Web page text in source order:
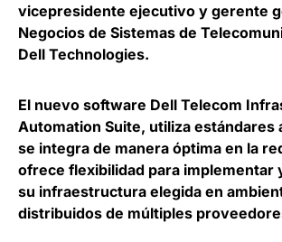
vicepresidente ejecutivo y gerente
Negocios de Sistemas de
Dell Technologies.
El nuevo software Dell Telecom
Automation Suite, utiliza estándares
se integra de manera óptima en la
ofrece flexibilidad para implementar
su infraestructura elegida en
distribuidos de múltiples